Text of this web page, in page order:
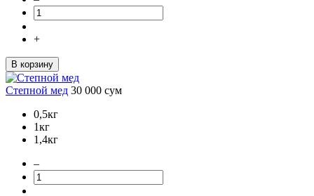
+
В корзину
Степной мед 30 000 сум
0,5кг
1кг
1,4кг
–